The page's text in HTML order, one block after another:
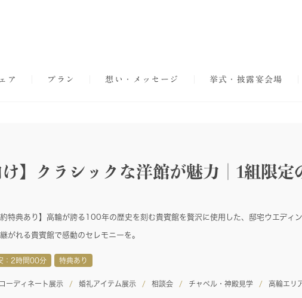
ア プラン 想い・メッセージ 挙式・披露宴会場
】クラシックな洋館が魅力｜1組限定
特典あり】高輪が誇る100年の歴史を刻む貴賓館を贅沢に使用した、邸宅ウエディ
がれる貴賓館で感動のセレモニーを。
：2時間00分 特典あり
ーディネート展示 婚礼アイテム展示 相談会 チャペル・神殿見学 高輪エリ